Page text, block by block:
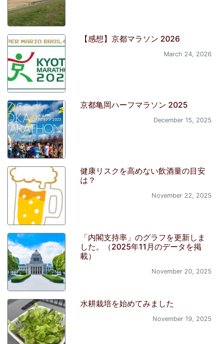
【感想】京都マラソン 2026
March 24, 2026
京都亀岡ハーフマラソン 2025
December 15, 2025
健康リスクを高めない飲酒量の目安
は？
November 22, 2025
「内閣支持率」のグラフを更新しま
した。（2025年11月のデータを掲
載）
November 20, 2025
水耕栽培を始めてみました
November 19, 2025